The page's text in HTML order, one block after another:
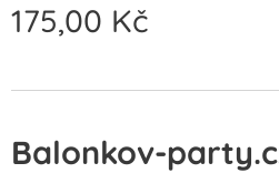
175,00 Kč
Balonkov-